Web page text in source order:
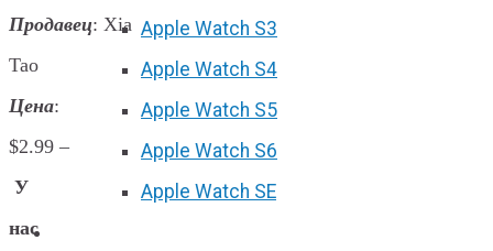
Apple Watch S3
Apple Watch S4
Apple Watch S5
Apple Watch S6
Apple Watch SE
Продавец: Xia
Tao
Цена:
$2.99 –
У
нас